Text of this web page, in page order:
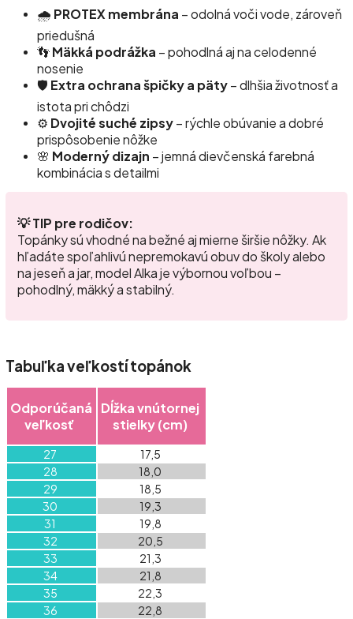
🌧️ PROTEX membrána – odolná voči vode, zároveň
priedušná
👣Mäkká podrážka – pohodlná aj na celodenné
nosenie
🛡️ Extra ochrana špičky a päty– dlhšia životnosť a
istota pri chôdzi
⚙️ Dvojité suché zipsy– rýchle obúvanie a dobré
prispôsobenie nôžke
🌸 Moderný dizajn – jemná dievčenská farebná
kombinácia s detailmi
💡 TIP pre rodičov:
Topánky sú vhodné na bežné aj mierne širšie nôžky. Ak
hľadáte spoľahlivú nepremokavú obuv do školy alebo
na jeseň a jar, model Alka je výbornou voľbou –
pohodlný, mäkký a stabilný.
Tabuľka veľkostí topánok
Odporúčaná
veľkosť
Dĺžka vnútornej
stielky (cm)
27
17,5
28
18,0
29
18,5
30
19,3
31
19,8
32
20,5
33
21,3
34
21,8
35
22,3
36
22,8